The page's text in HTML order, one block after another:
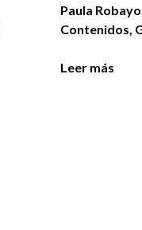
Paula
Contenidos,
Leer más